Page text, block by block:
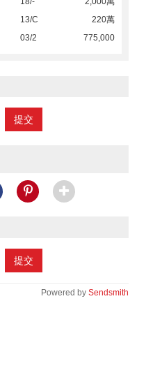
13/C
220萬
03/2 775,000
提交
提交
Powered by Sendsmith